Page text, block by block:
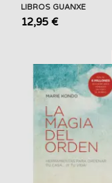
LIBROS GUANXE
12,95 €